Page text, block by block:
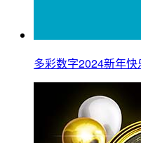
多彩数字2024新年